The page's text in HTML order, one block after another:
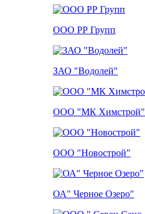
ООО РР Групп
ЗАО "Водолей"
ООО "МК Химстрой"
ООО "Новострой"
ОА" Черное Озеро"